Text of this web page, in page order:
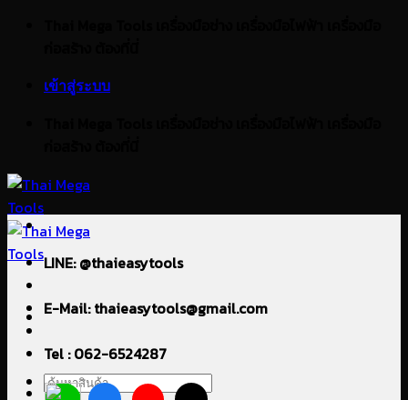
เข้าสู่ระบบ
ค้นหา:
LINE: @thaieasytools
E-Mail: thaieasytools@gmail.com
Tel : 062-6524287